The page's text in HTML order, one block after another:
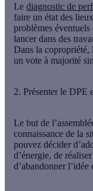
Le diagnostic de
faire un état des
problèmes
lancer dans des
Dans la copropriété,
un vote à majorité
2. Présenter le DPE
Le but de
connaissance de la
pouvez décider
d’énergie, de
d’abandonner l’idée